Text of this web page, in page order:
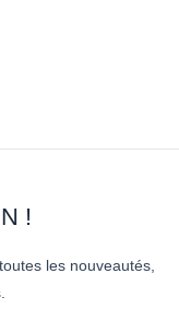
!
les nouveautés,